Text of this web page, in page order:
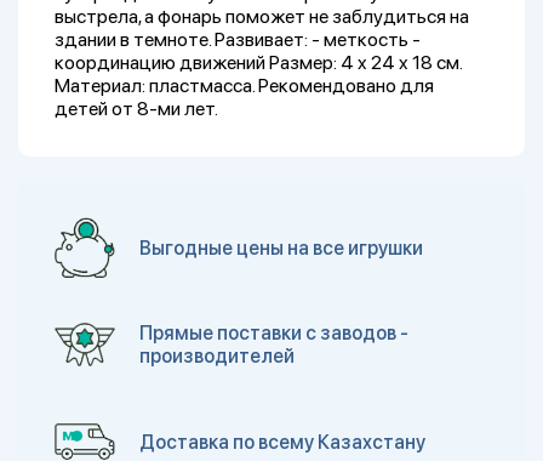
выстрела, а фонарь поможет не заблудиться на
здании в темноте. Развивает: - меткость -
координацию движений Размер: 4 x 24 x 18 см.
Материал: пластмасса. Рекомендовано для
детей от 8-ми лет.
Выгодные цены на все игрушки
Прямые поставки с заводов -
производителей
Доставка по всему Казахстану